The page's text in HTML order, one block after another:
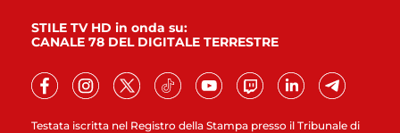
Testata iscritta nel Registro della Stampa presso il Tribunale di
STILE TV HD in onda su:
CANALE 78 DEL DIGITALE TERRESTRE